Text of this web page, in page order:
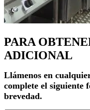
PARA
ADICIONAL
Llámenos en
complete el siguiente
brevedad.